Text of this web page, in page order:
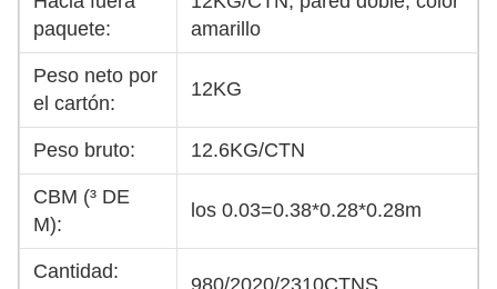
paquete:
amarillo
Peso neto por
el cartón:
12KG
Peso bruto: 12.6KG/CTN
CBM (³ DE
M):
los 0.03=0.38*0.28*0.28m
Cantidad:
980/2020/2310CTNS